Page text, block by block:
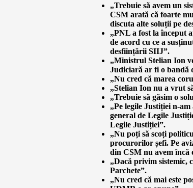
„Trebuie să avem un
CSM arată că foarte
discuta alte soluții pe
„PNL a fost la început
de acord cu ce a
desființării SIIJ”.
„Ministrul Stelian Ion
Judiciară ar fi o bandă
„Nu cred că marea
„Stelian Ion nu a vrut
„Trebuie să găsim o
„Pe legile Justiției n-
general de Legile
Legile Justiției”.
„Nu poți să scoți
procurorilor șefi. Pe
din CSM nu avem încă
„Dacă privim sistemic,
Parchete”.
„Nu cred că mai este